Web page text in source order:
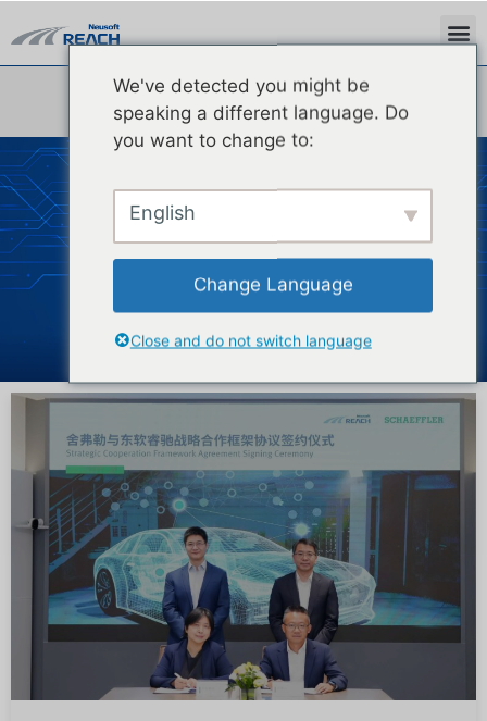
生态合作
We've detected you might be
speaking a different language. Do
you want to change to:
English
Change Language
Close and do not switch language